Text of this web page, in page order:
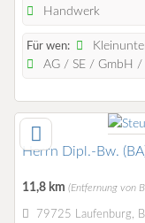
Handwerk
Für wen:
AG / SE / GmbH /
Herrn Dipl.-Bw.
11,8 km (Entfernung von
79725 Laufenburg,